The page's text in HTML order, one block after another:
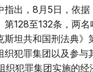
指出，8月5日，依
第128至132条，两
斯坦共和国刑法典》
织犯罪集团以及参
织犯罪集团实施的